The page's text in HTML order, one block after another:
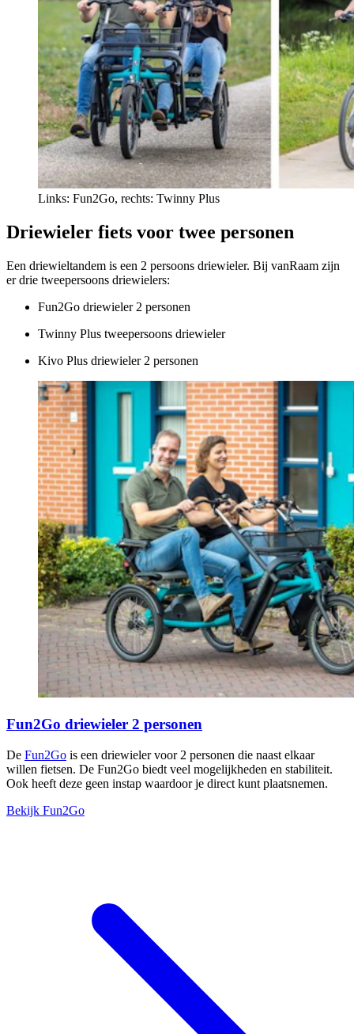
Links: Fun2Go, rechts: Twinny Plus
Driewieler fiets voor twee personen
Een driewieltandem is een 2 persoons driewieler. Bij vanRaam zijn
er drie tweepersoons driewielers:
Fun2Go driewieler 2 personen
Twinny Plus tweepersoons driewieler
Kivo Plus driewieler 2 personen
Fun2Go driewieler 2 personen
De Fun2Go is een driewieler voor 2 personen die naast elkaar
willen fietsen. De Fun2Go biedt veel mogelijkheden en stabiliteit.
Ook heeft deze geen instap waardoor je direct kunt plaatsnemen.
Bekijk Fun2Go